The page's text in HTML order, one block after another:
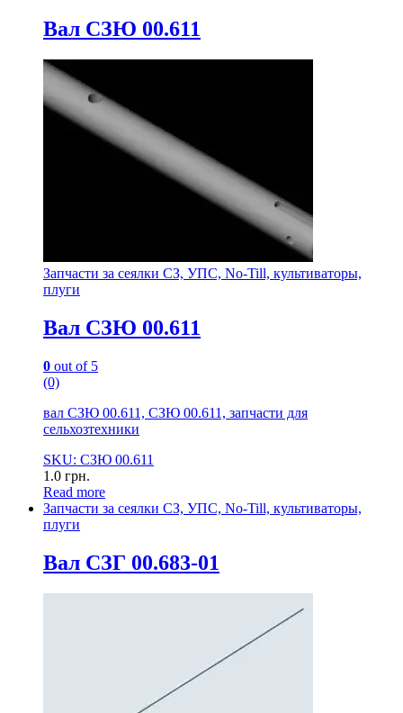
Вал СЗЮ 00.611
Запчасти за сеялки СЗ, УПС, No-Till, культиваторы,
плуги
Вал СЗЮ 00.611
0 out of 5
(0)
вал СЗЮ 00.611, СЗЮ 00.611, запчасти для
сельхозтехники
SKU: СЗЮ 00.611
1.0 грн.
Read more
Запчасти за сеялки СЗ, УПС, No-Till, культиваторы,
плуги
Вал СЗГ 00.683-01